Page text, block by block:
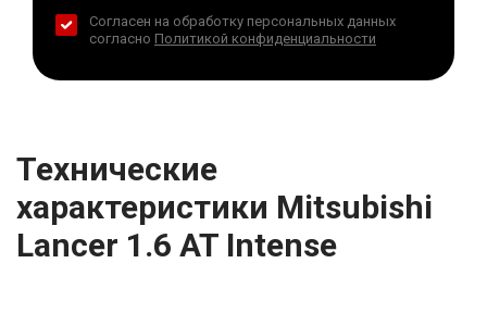
Согласен на обработку персональных данных
согласно Политикой конфиденциальности
Технические
характеристики Mitsubishi
Lancer 1.6 AT Intense